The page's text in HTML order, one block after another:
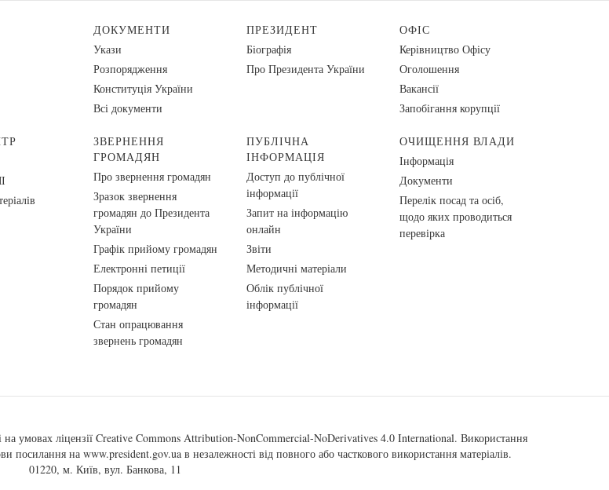
ДОКУМЕНТИ
Укази
Розпорядження
Конституція України
Всі документи
ПРЕЗИДЕНТ
Біографія
Про Президента України
ОФІС
Керівництво Офісу
Оголошення
Вакансії
Запобігання корупції
ЗВЕРНЕННЯ
ГРОМАДЯН
Про звернення громадян
Зразок звернення
громадян до Президента
України
Графік прийому громадян
Електронні петиції
Порядок прийому
громадян
Стан опрацювання
звернень громадян
ПУБЛІЧНА
ІНФОРМАЦІЯ
Доступ до публічної
інформації
Запит на інформацію
онлайн
Звіти
Методичні матеріали
Облік публічної
інформації
ОЧИЩЕННЯ ВЛАДИ
Інформація
Документи
Перелік посад та осіб,
щодо яких проводиться
перевірка
умовах ліцензії Creative Commons Attribution-NonCommercial-NoDerivatives 4.0 International. Використання
посилання на www.president.gov.ua в незалежності від повного або часткового використання матеріалів.
01220, м. Київ, вул. Банкова, 11